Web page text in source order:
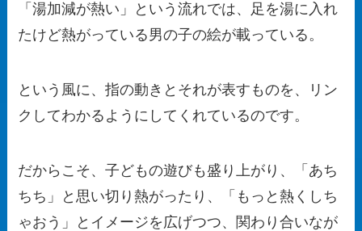
「湯加減が熱い」という流れでは、足を湯に入れ
たけど熱がっている男の子の絵が載っている。
という風に、指の動きとそれが表すものを、リン
クしてわかるようにしてくれているのです。
だからこそ、子どもの遊びも盛り上がり、「あち
ちち」と思い切り熱がったり、「もっと熱くしち
ゃおう」とイメージを広げつつ、関わり合いなが